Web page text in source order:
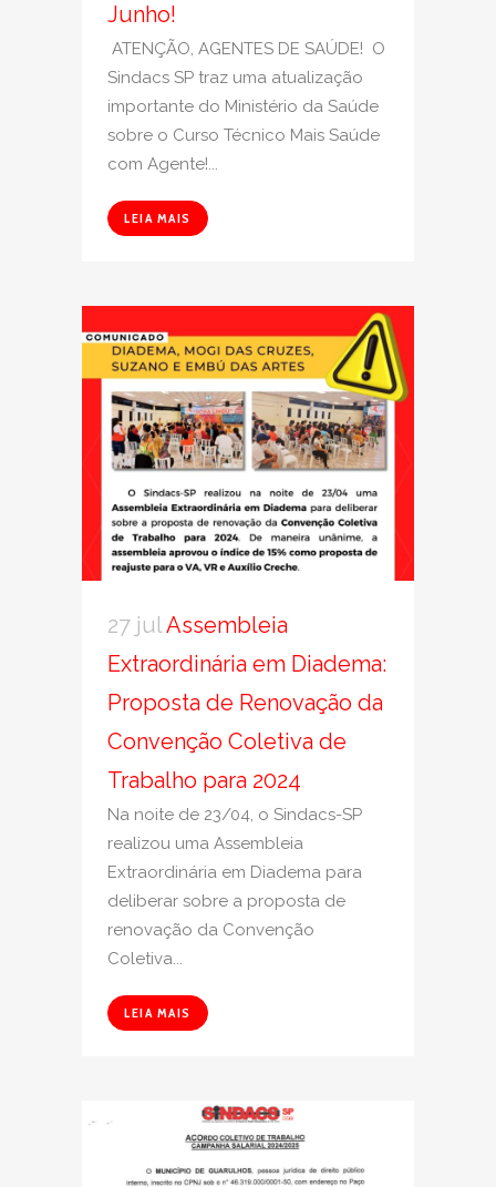
Junho!
ATENÇÃO, AGENTES DE SAÚDE! O
Sindacs SP traz uma atualização
importante do Ministério da Saúde
sobre o Curso Técnico Mais Saúde
com Agente!...
LEIA MAIS
27 julAssembleia
Extraordinária em Diadema:
Proposta de Renovação da
Convenção Coletiva de
Trabalho para 2024
Na noite de 23/04, o Sindacs-SP
realizou uma Assembleia
Extraordinária em Diadema para
deliberar sobre a proposta de
renovação da Convenção
Coletiva...
LEIA MAIS